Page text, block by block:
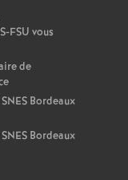
FSU vous
de
Bordeaux
Bordeaux